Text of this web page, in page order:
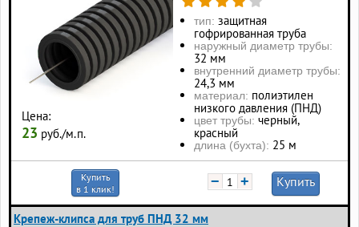
Цена:
23 руб./м.п.
тип: защитная
гофрированная труба
наружный диаметр трубы:
32 мм
внутренний диаметр трубы:
24,3 мм
материал: полиэтилен
низкого давления (ПНД)
цвет трубы: черный,
красный
длина (бухта): 25 м
Купить
в 1 клик!
− + Купить
Крепеж-клипса для труб ПНД 32 мм